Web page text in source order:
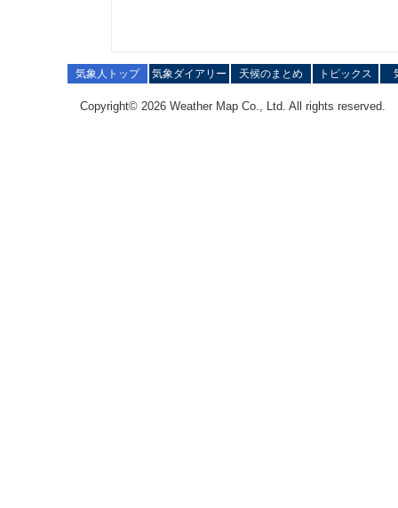
気象人トップ 気象ダイアリー 天候のまとめ トピックス
Copyright© 2026 Weather Map Co., Ltd. All rights reserved.